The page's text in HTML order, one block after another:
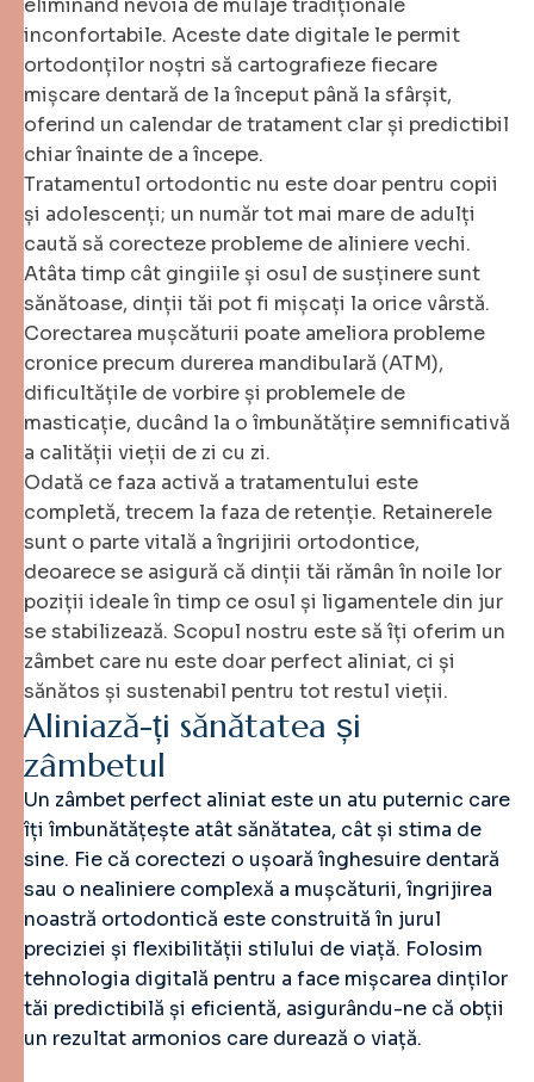
inconfortabile. Aceste date digitale le permit
ortodonților noștri să cartografieze fiecare
mișcare dentară de la început până la sfârșit,
oferind un calendar de tratament clar și predictibil
chiar înainte de a începe.
Tratamentul ortodontic nu este doar pentru copii
și adolescenți; un număr tot mai mare de adulți
caută să corecteze probleme de aliniere vechi.
Atâta timp cât gingiile și osul de susținere sunt
sănătoase, dinții tăi pot fi mișcați la orice vârstă.
Corectarea mușcăturii poate ameliora probleme
cronice precum durerea mandibulară (ATM),
dificultățile de vorbire și problemele de
masticație, ducând la o îmbunătățire semnificativă
a calității vieții de zi cu zi.
Odată ce faza activă a tratamentului este
completă, trecem la faza de retenție. Retainerele
sunt o parte vitală a îngrijirii ortodontice,
deoarece se asigură că dinții tăi rămân în noile lor
poziții ideale în timp ce osul și ligamentele din jur
se stabilizează. Scopul nostru este să îți oferim un
zâmbet care nu este doar perfect aliniat, ci și
sănătos și sustenabil pentru tot restul vieții.
Aliniază-ți sănătatea și
zâmbetul
Un zâmbet perfect aliniat este un atu puternic care
îți îmbunătățește atât sănătatea, cât și stima de
sine. Fie că corectezi o ușoară înghesuire dentară
sau o nealiniere complexă a mușcăturii, îngrijirea
noastră ortodontică este construită în jurul
preciziei și flexibilității stilului de viață. Folosim
tehnologia digitală pentru a face mișcarea dinților
tăi predictibilă și eficientă, asigurându-ne că obții
un rezultat armonios care durează o viață.